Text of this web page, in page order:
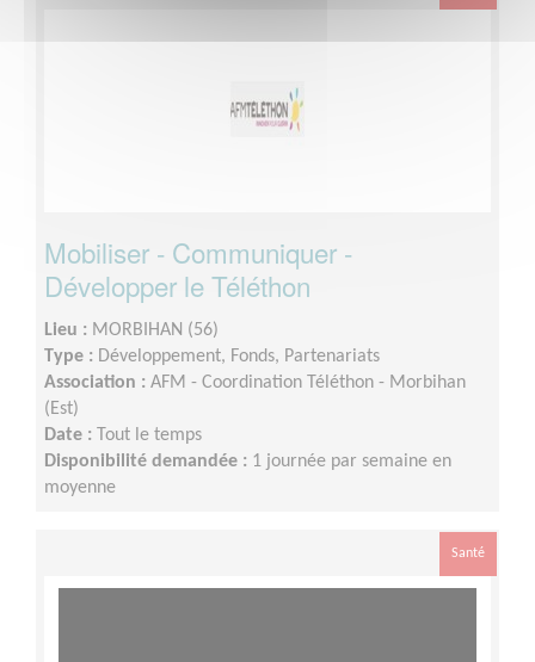
Mobiliser - Communiquer -
Développer le Téléthon
Lieu : MORBIHAN (56)
Type : Développement, Fonds, Partenariats
Association : AFM - Coordination Téléthon - Morbihan
(Est)
Date :
Tout le temps
Disponibilité demandée : 1 journée par semaine en
moyenne
Santé